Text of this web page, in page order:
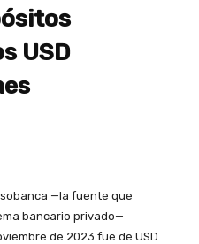
USD
—la fuente que
bancario privado—
de 2023 fue de USD